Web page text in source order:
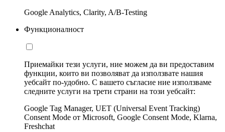
Google Analytics, Clarity, A/B-Testing
Функционалност
Приемайки тези услуги, ние можем да ви предоставим
функции, които ви позволяват да използвате нашия
уебсайт по-удобно. С вашето съгласие ние използваме
следните услуги на трети страни на този уебсайт:
Google Tag Manager, UET (Universal Event Tracking)
Consent Mode от Microsoft, Google Consent Mode, Klarna,
Freshchat